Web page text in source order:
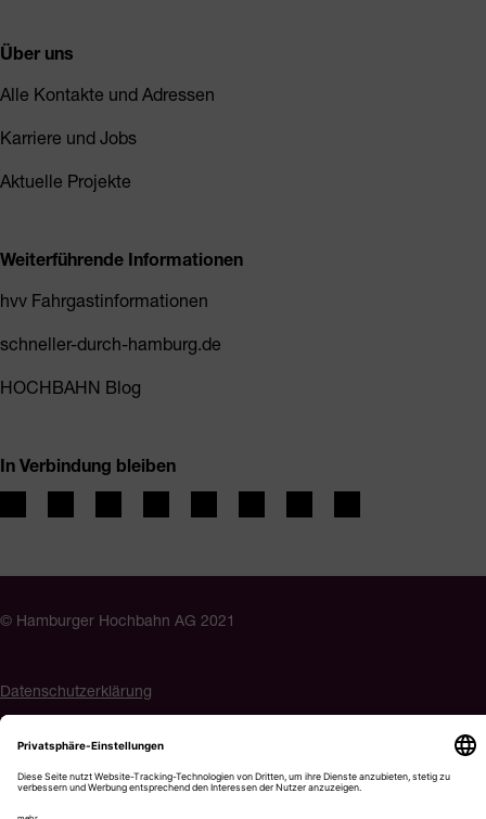
Über uns
Alle Kontakte und Adressen
Karriere und Jobs
Aktuelle Projekte
Weiterführende Informationen
hvv Fahrgastinformationen
schneller-durch-hamburg.de
HOCHBAHN Blog
In Verbindung bleiben
© Hamburger Hochbahn AG 2021
Datenschutzerklärung
Barrierefreiheit